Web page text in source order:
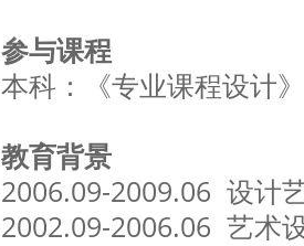
参与课程
本科：《专业课程设计》
教育背景
2006.09-2009.06 设计
2002.09-2006.06 艺术